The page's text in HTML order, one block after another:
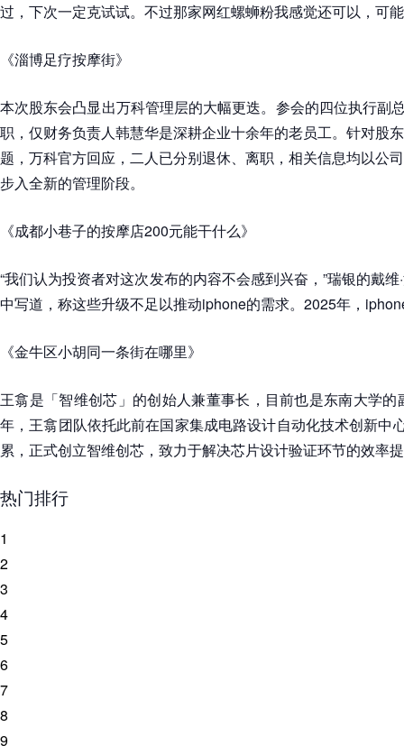
过，下次一定克试试。不过那家网红螺蛳粉我感觉还可以，可
《淄博足疗按摩街》
本次股东会凸显出万科管理层的大幅更迭。参会的四位执行副
职，仅财务负责人韩慧华是深耕企业十余年的老员工。针对股
题，万科官方回应，二人已分别退休、离职，相关信息均以公
步入全新的管理阶段。
《成都小巷子的按摩店200元能干什么》
“我们认为投资者对这次发布的内容不会感到兴奋，”瑞银的戴
中写道，称这些升级不足以推动iphone的需求。2025年，
《金牛区小胡同一条街在哪里》
王翕是「智维创芯」的创始人兼董事长，目前也是东南大学
年，王翕团队依托此前在国家集成电路设计自动化技术创新中
累，正式创立智维创芯，致力于解决芯片设计验证环节的效率
热门排行
1
2
3
4
5
6
7
8
9